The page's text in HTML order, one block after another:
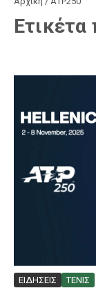
ΕΙΔΗΣΕΙΣ ΤΕΝΙΣ